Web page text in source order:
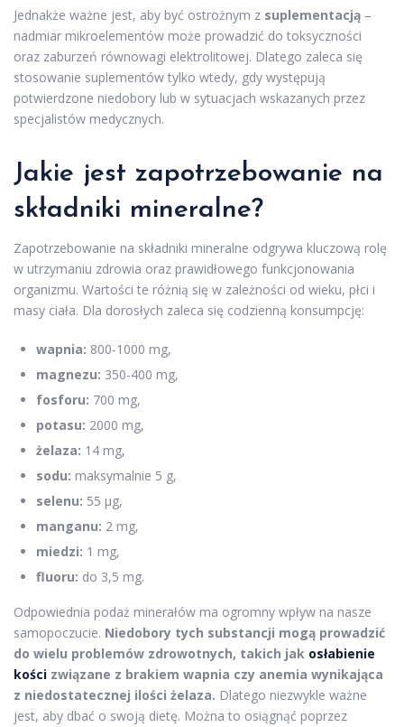
Jednakże ważne jest, aby być ostrożnym z suplementacją –
nadmiar mikroelementów może prowadzić do toksyczności
oraz zaburzeń równowagi elektrolitowej. Dlatego zaleca się
stosowanie suplementów tylko wtedy, gdy występują
potwierdzone niedobory lub w sytuacjach wskazanych przez
specjalistów medycznych.
Jakie jest zapotrzebowanie na
składniki mineralne?
Zapotrzebowanie na składniki mineralne odgrywa kluczową rolę
w utrzymaniu zdrowia oraz prawidłowego funkcjonowania
organizmu. Wartości te różnią się w zależności od wieku, płci i
masy ciała. Dla dorosłych zaleca się codzienną konsumpcję:
wapnia: 800-1000 mg,
magnezu: 350-400 mg,
fosforu: 700 mg,
potasu: 2000 mg,
żelaza: 14 mg,
sodu: maksymalnie 5 g,
selenu: 55 μg,
manganu: 2 mg,
miedzi: 1 mg,
fluoru: do 3,5 mg.
Odpowiednia podaż minerałów ma ogromny wpływ na nasze
samopoczucie. Niedobory tych substancji mogą prowadzić
do wielu problemów zdrowotnych, takich jak osłabienie
kości związane z brakiem wapnia czy anemia wynikająca
z niedostatecznej ilości żelaza. Dlatego niezwykle ważne
jest, aby dbać o swoją dietę. Można to osiągnąć poprzez